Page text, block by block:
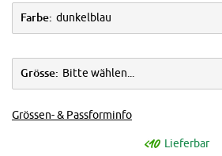
Farbe: dunkelblau
Grösse: Bitte wählen...
Grössen- & Passforminfo
Lieferbar